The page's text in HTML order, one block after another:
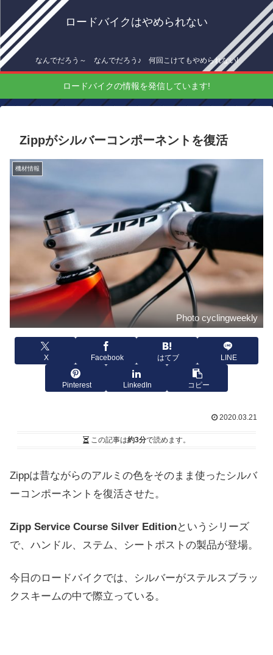
ロードバイクはやめられない
なんでだろう～ なんでだろう♪ 何回こけてもやめられない!
ロードバイクの情報を発信しています!
Zippがシルバーコンポーネントを復活
機材情報
Photo cyclingweekly
X Facebook はてブ LINE
Pinterest LinkedIn コピー
2020.03.21
この記事は約3分で読めます。
Zippは昔ながらのアルミの色をそのまま使ったシルバ
ーコンポーネントを復活させた。
Zipp Service Course Silver Editionというシリーズ
で、ハンドル、ステム、シートポストの製品が登場。
今日のロードバイクでは、シルバーがステルスブラッ
クスキームの中で際立っている。